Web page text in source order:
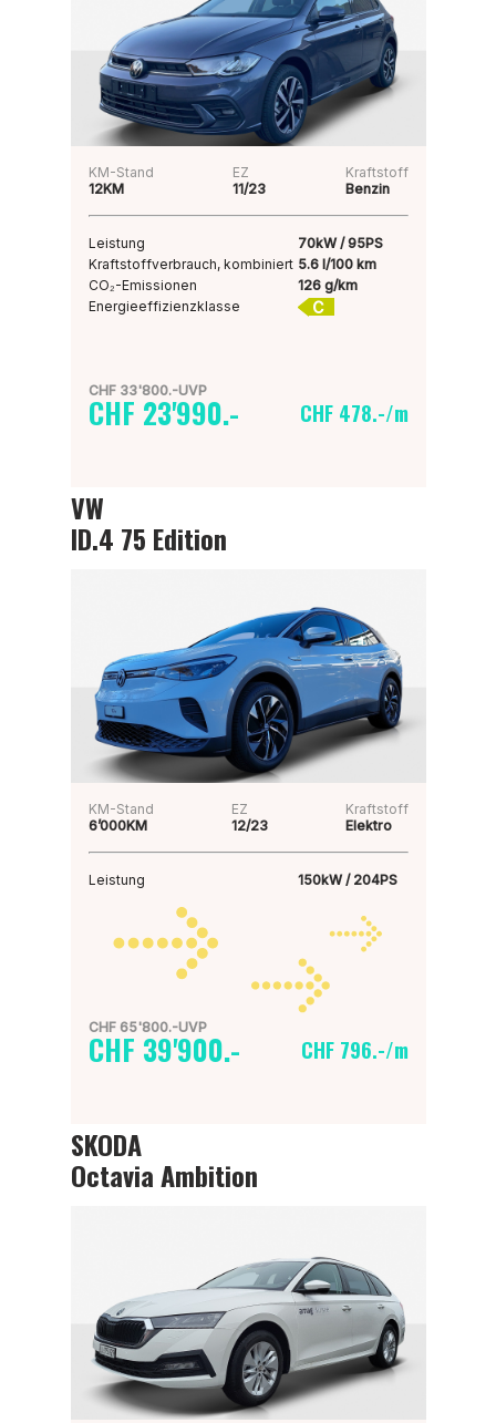
KM-Stand
12KM
EZ
11/23
Kraftstoff
Benzin
Leistung
70kW / 95PS
Kraftstoffverbrauch, kombiniert 5.6 l/100 km
CO₂-Emissionen
126 g/km
Energieeffizienzklasse
C
CHF 33'800.-UVP
CHF 23'990.- CHF 478.-/m
VW
ID.4 75 Edition
KM-Stand
6’000KM
EZ
12/23
Kraftstoff
Elektro
Leistung 150kW / 204PS
CHF 65'800.-UVP
CHF 39'900.- CHF 796.-/m
SKODA
Octavia Ambition